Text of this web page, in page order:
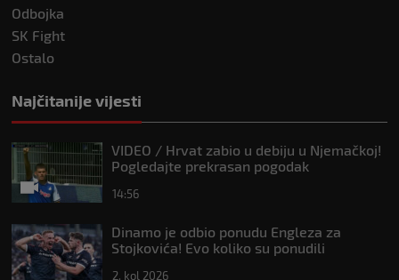
Odbojka
SK Fight
Ostalo
Najčitanije vijesti
VIDEO / Hrvat zabio u debiju u Njemačkoj!
Pogledajte prekrasan pogodak
14:56
Dinamo je odbio ponudu Engleza za
Stojkovića! Evo koliko su ponudili
2. kol 2026